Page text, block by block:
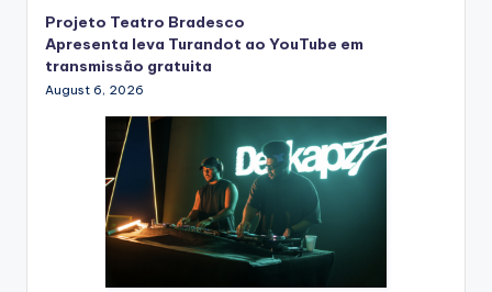
Projeto Teatro Bradesco
Apresenta leva Turandot ao YouTube em
transmissão gratuita
August 6, 2026